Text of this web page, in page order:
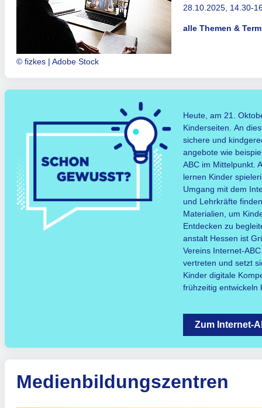
© fizkes | Adobe Stock
28.10.2025, 14.30-
alle Themen &
Heute, am 21.
Kinderseiten. An
sichere und
angebote wie
ABC im Mittelpunkt.
lernen Kinder
Umgang mit dem
und Lehrkräfte
Materialien, um
Entdecken zu
anstalt Hessen ist
Vereins Internet-
vertreten und setzt
Kinder digitale
frühzeitig entwickeln
Zum Internet-
Medienbildungszentren